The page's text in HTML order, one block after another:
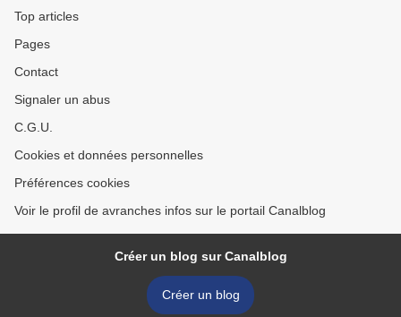
Top articles
Pages
Contact
Signaler un abus
C.G.U.
Cookies et données personnelles
Préférences cookies
Voir le profil de avranches infos sur le portail Canalblog
Créer un blog sur Canalblog
Créer un blog